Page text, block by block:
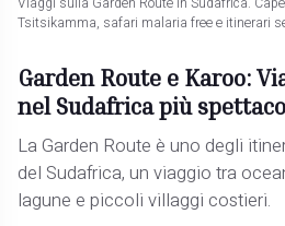
Tsitsikamma, safari malaria free e itinerari
Garden Route e Karoo:
nel Sudafrica più
La Garden Route è uno degli
del Sudafrica, un viaggio tra
lagune e piccoli villaggi costieri.